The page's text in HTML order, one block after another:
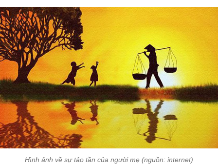
Hình ảnh về sự tảo tần của người mẹ (nguồn: internet)